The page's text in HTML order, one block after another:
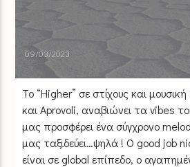
09/03/2023
Το “Higher” σε στίχους και
και Aprovoli, αναβιώνει τα vibes
μας προσφέρει ένα σύγχρονο
μας ταξιδεύει…ψηλά ! Ο good job
είναι σε global επίπεδο, ο